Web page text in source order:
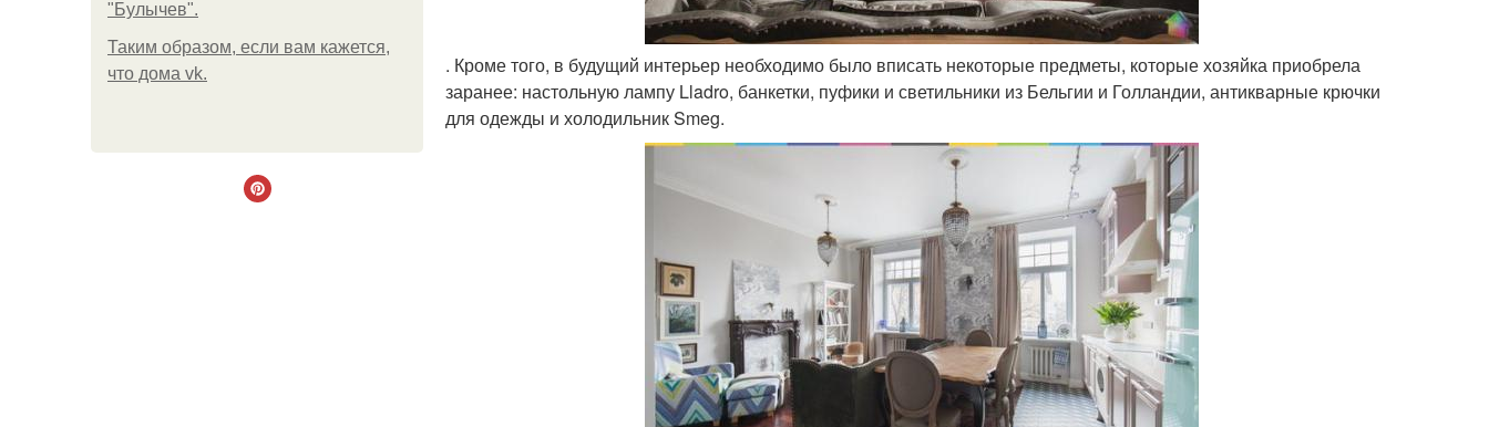
"Булычев".
Таким образом, если вам кажется,
что дома vk.
. Кроме того, в будущий интерьер необходимо было вписать некоторые предметы, которые хозяйка приобрела
заранее: настольную лампу Lladro, банкетки, пуфики и светильники из Бельгии и Голландии, антикварные крючки
для одежды и холодильник Smeg.